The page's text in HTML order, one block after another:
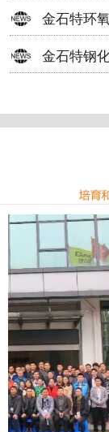
金石特环
金石特钢